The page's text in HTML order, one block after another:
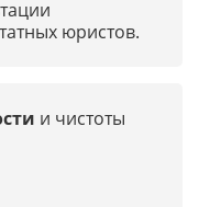
юристов.
и чистоты